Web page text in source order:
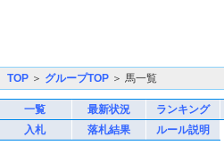
TOP ＞ グループTOP ＞ 馬一覧
一覧 最新状況
ランキング
入札
落札結果
ルール説明